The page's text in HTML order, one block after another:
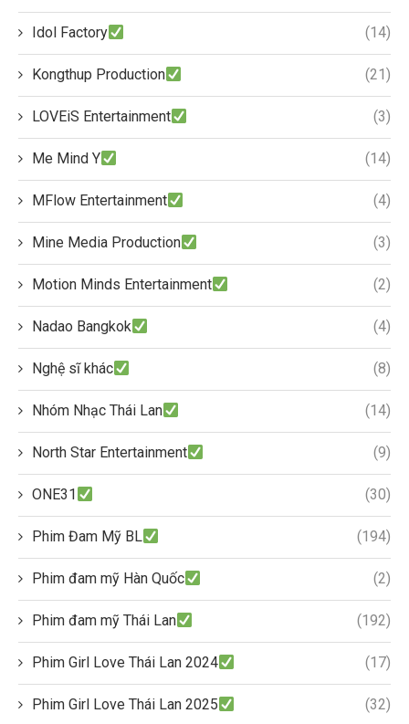
Idol Factory (14)
Kongthup Production (21)
LOVEiS Entertainment (3)
Me Mind Y (14)
MFlow Entertainment (4)
Mine Media Production (3)
Motion Minds Entertainment (2)
Nadao Bangkok (4)
Nghệ sĩ khác (8)
Nhóm Nhạc Thái Lan (14)
North Star Entertainment (9)
ONE31 (30)
Phim Đam Mỹ BL (194)
Phim đam mỹ Hàn Quốc (2)
Phim đam mỹ Thái Lan (192)
Phim Girl Love Thái Lan 2024 (17)
Phim Girl Love Thái Lan 2025 (32)